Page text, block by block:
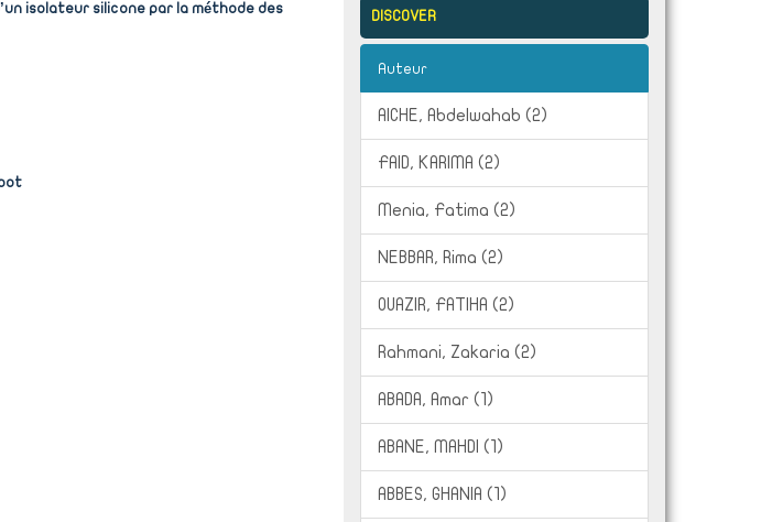
isolateur silicone par la méthode des
DISCOVER
Auteur
AICHE, Abdelwahab (2)
FAID, KARIMA (2)
Menia, Fatima (2)
NEBBAR, Rima (2)
OUAZIR, FATIHA (2)
Rahmani, Zakaria (2)
ABADA, Amar (1)
ABANE, MAHDI (1)
ABBES, GHANIA (1)